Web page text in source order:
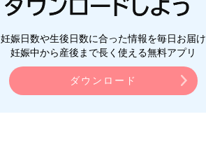
妊娠日数や生後日数に合った情報を毎日お届け
妊娠中から産後まで長く使える無料アプリ
ダウンロード